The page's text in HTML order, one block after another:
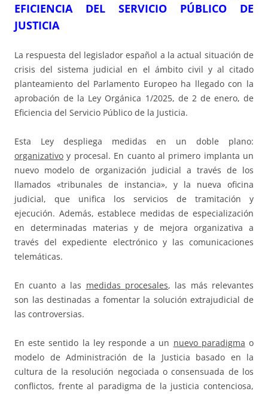
EFICIENCIA DEL SERVICIO PÚBLICO DE
JUSTICIA
La respuesta del legislador español a la actual situación de
crisis del sistema judicial en el ámbito civil y al citado
planteamiento del Parlamento Europeo ha llegado con la
aprobación de la Ley Orgánica 1/2025, de 2 de enero, de
Eficiencia del Servicio Público de la Justicia.
Esta Ley despliega medidas en un doble plano:
organizativo y procesal. En cuanto al primero implanta un
nuevo modelo de organización judicial a través de los
llamados «tribunales de instancia», y la nueva oficina
judicial, que unifica los servicios de tramitación y
ejecución. Además, establece medidas de especialización
en determinadas materias y de mejora organizativa a
través del expediente electrónico y las comunicaciones
telemáticas.
En cuanto a las medidas procesales, las más relevantes
son las destinadas a fomentar la solución extrajudicial de
las controversias.
En este sentido la ley responde a un nuevo paradigma o
modelo de Administración de la Justicia basado en la
cultura de la resolución negociada o consensuada de los
conflictos, frente al paradigma de la justicia contenciosa,